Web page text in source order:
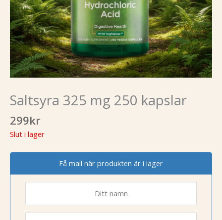
Saltsyra 325 mg 250 kapslar
299kr
Slut i lager
Få mail när produkten är i lager